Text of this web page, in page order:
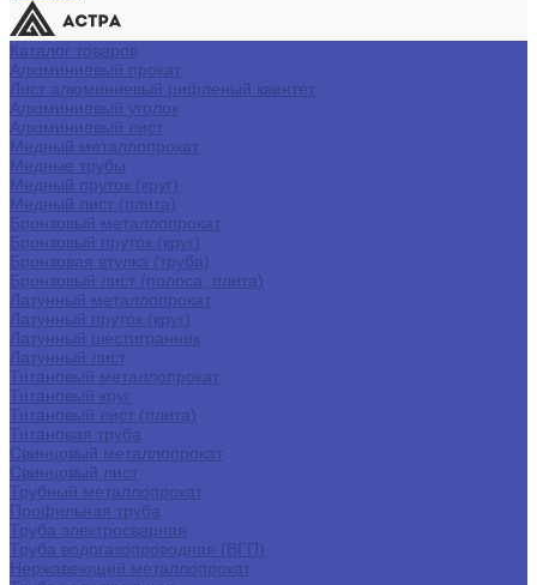
Каталог товаров
Алюминиевый прокат
Лист алюминиевый рифленый квинтет
Алюминиевый уголок
Алюминиевый лист
Медный металлопрокат
Медные трубы
Медный пруток (круг)
Медный лист (плита)
Бронзовый металлопрокат
Бронзовый пруток (круг)
Бронзовая втулка (труба)
Бронзовый лист (полоса, плита)
Латунный металлопрокат
Латунный пруток (круг)
Латунный шестигранник
Латунный лист
Титановый металлопрокат
Титановый круг
Титановый лист (плита)
Титановая труба
Свинцовый металлопрокат
Свинцовый лист
Трубный металлопрокат
Профильная труба
Труба электросварная
Труба водогазопроводная (ВГП)
Нержавеющий металлопрокат